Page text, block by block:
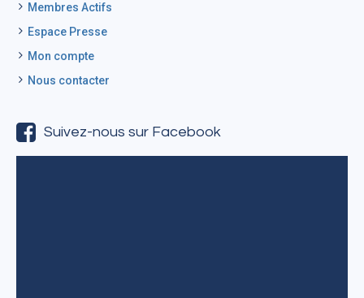
Membres Actifs
Espace Presse
Mon compte
Nous contacter
Suivez-nous sur Facebook